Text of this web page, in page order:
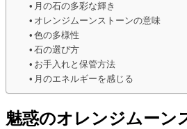
月の石の多彩な輝き
オレンジムーンストーンの意味
色の多様性
石の選び方
お手入れと保管方法
月のエネルギーを感じる
魅惑のオレンジムーン